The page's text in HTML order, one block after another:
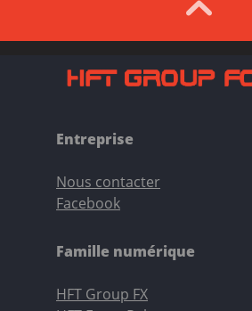
Entreprise
Nous contacter
Facebook
Famille numérique
HFT Group FX